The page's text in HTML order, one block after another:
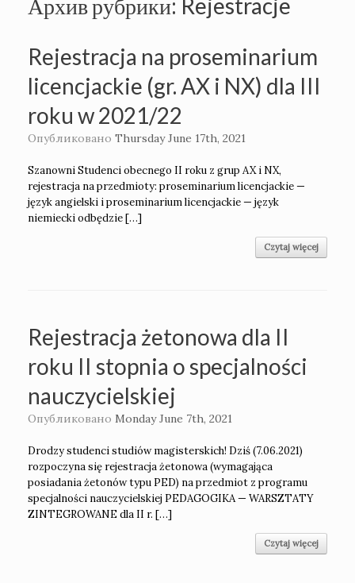
Архив рубрики: Rejestracje
Rejestracja na proseminarium
licencjackie (gr. AX i NX) dla III
roku w 2021/22
Опубликовано Thursday June 17th, 2021
Szanowni Studenci obecnego II roku z grup AX i NX,
rejestracja na przedmioty: proseminarium licencjackie —
język angielski i proseminarium licencjackie — język
niemiecki odbędzie […]
Czytaj więcej
Rejestracja żetonowa dla II
roku II stopnia o specjalności
nauczycielskiej
Опубликовано Monday June 7th, 2021
Drodzy studenci studiów magisterskich! Dziś (7.06.2021)
rozpoczyna się rejestracja żetonowa (wymagająca
posiadania żetonów typu PED) na przedmiot z programu
specjalności nauczycielskiej PEDAGOGIKA — WARSZTATY
ZINTEGROWANE dla II r. […]
Czytaj więcej